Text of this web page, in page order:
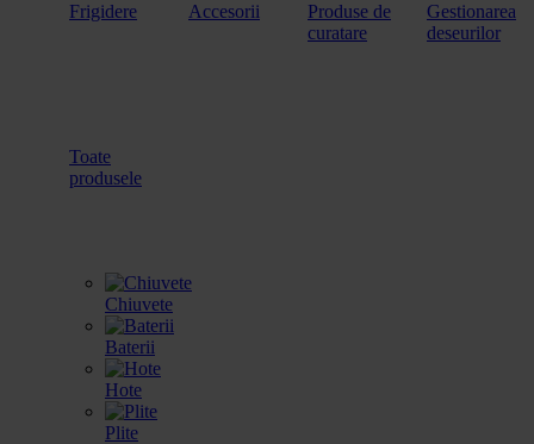
Frigidere Accesorii
Produse de
curatare
Gestionarea
deseurilor
Toate
produsele
Chiuvete
Baterii
Hote
Plite